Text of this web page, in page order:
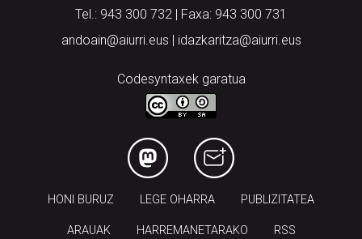
Tel.: 943 300 732 | Faxa: 943 300 731
andoain@aiurri.eus | idazkaritza@aiurri.eus
Codesyntaxek garatua
HONI BURUZ LEGE OHARRA PUBLIZITATEA
ARAUAK HARREMANETARAKO RSS